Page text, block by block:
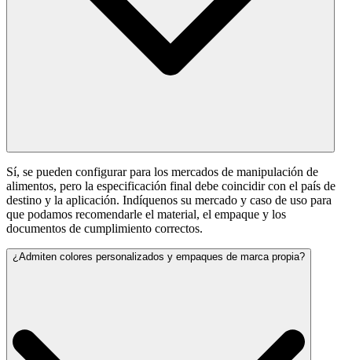
Sí, se pueden configurar para los mercados de manipulación de
alimentos, pero la especificación final debe coincidir con el país de
destino y la aplicación. Indíquenos su mercado y caso de uso para
que podamos recomendarle el material, el empaque y los
documentos de cumplimiento correctos.
¿Admiten colores personalizados y empaques de marca propia?